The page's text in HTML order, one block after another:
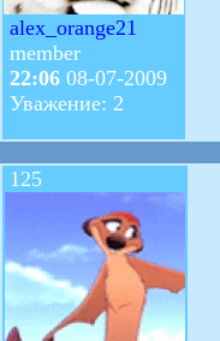
alex_orange21
member
22:06 08-07-2009
Уважение: 2
125